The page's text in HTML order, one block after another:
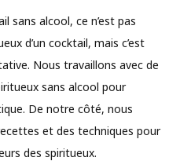
sans alcool, ce n’est pas
d’un cocktail, mais c’est
Nous travaillons avec de
sans alcool pour
De notre côté, nous
et des techniques pour
des spiritueux.